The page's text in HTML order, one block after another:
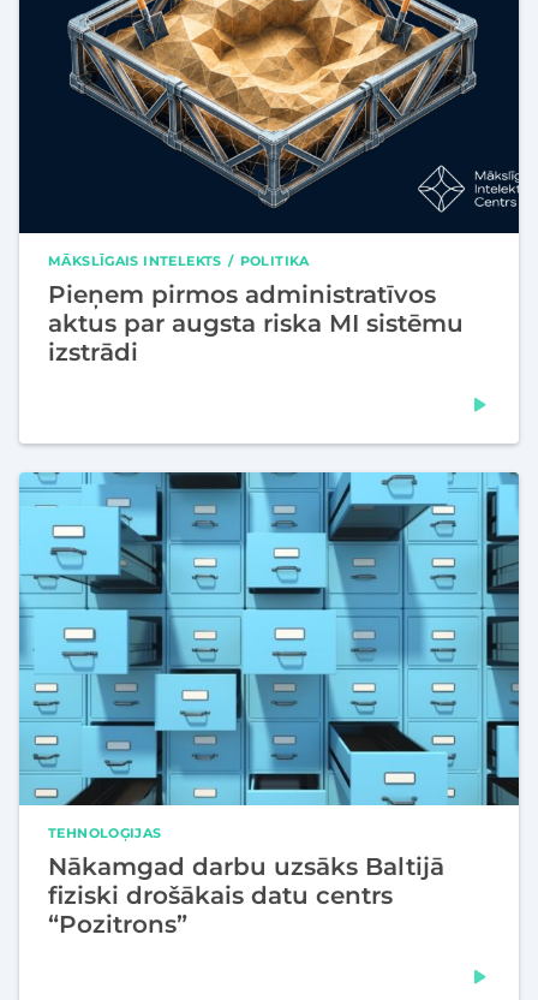
MĀKSLĪGAIS INTELEKTS POLITIKA
Pieņem pirmos administratīvos
aktus par augsta riska MI sistēmu
izstrādi
TEHNOLOĢIJAS
Nākamgad darbu uzsāks Baltijā
fiziski drošākais datu centrs
“Pozitrons”